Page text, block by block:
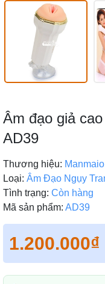
Âm đạo giả
AD39
Thương hiệu:
Loại: Âm Đạo Ngụy
Tình trạng: Còn hàng
Mã sản phẩm: AD39
1.200.000₫